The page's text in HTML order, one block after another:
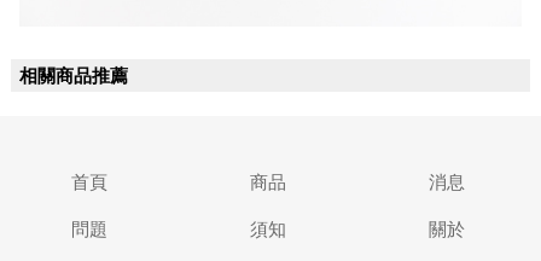
相關商品推薦
首頁 商品 消息
問題 須知 關於